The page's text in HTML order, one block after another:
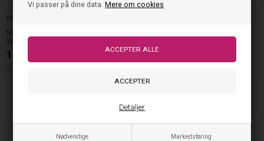
Vi passer på dine data. Mere om cookies
Nødvendige Markedsføring
Detaljer
Marmar Copenhagen
Marmar Body Modal Sleeveless - Off
White
159,00 159,00